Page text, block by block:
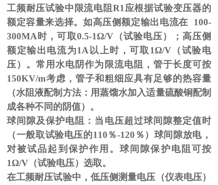
工频耐压试验中限流电阻 R1 应根据试验变压器的
额定容量来选择。如高压侧额定输出电流在 100-
300MA 时，可取0.5-1Ω/V（试验电压）；高压侧
额定输出电流为1A 以上时，可取 1Ω/V（试验电
压）。常用水电阴作为限流电阻，管于长度可按
150KV/m考虑，管子和粗细应具有足够的热容量
（水阻液配制方法：用蒸馏水加入适量硫酸铜配制
成各种不同的阴值）。
球间隙及保护电阻：当电压超过球间隙整定值时
（一般取试验电压的110％-120 ％）球间隙放电，
对被试品起到保护作用。球间隙保护电阻可按
1Ω/V（试验电压）选取。
在工频耐压试验中，低压侧测量电压（仪表电压）